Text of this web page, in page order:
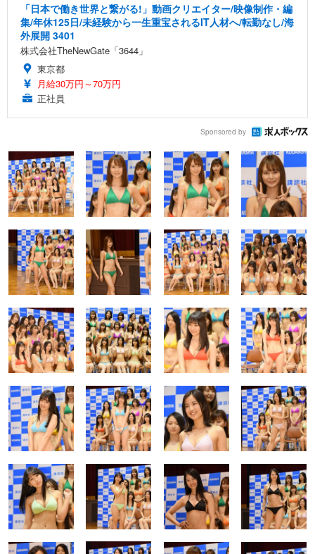
「日本で働き世界と繋がる!」動画クリエイター/映像制作・編
集/年休125日/未経験から一生重宝されるIT人材へ/転勤なし/海
外展開 3401
株式会社TheNewGate「3644」
東京都
月給30万円～70万円
正社員
Sponsored by